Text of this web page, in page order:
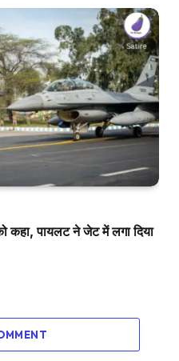
कहा, पायलट ने जेट में लगा दिया